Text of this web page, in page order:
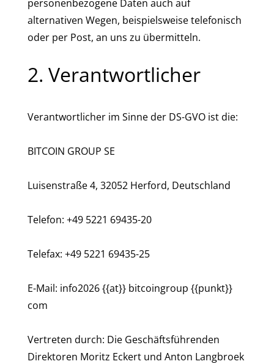
personenbezogene Daten auch auf
alternativen Wegen, beispielsweise telefonisch
oder per Post, an uns zu übermitteln.
2. Verantwortlicher
Verantwortlicher im Sinne der DS-GVO ist die:
BITCOIN GROUP SE
Luisenstraße 4, 32052 Herford, Deutschland
Telefon: +49 5221 69435-20
Telefax: +49 5221 69435-25
E-Mail: info2026 {{at}} bitcoingroup {{punkt}}
com
Vertreten durch: Die Geschäftsführenden
Direktoren Moritz Eckert und Anton Langbroek